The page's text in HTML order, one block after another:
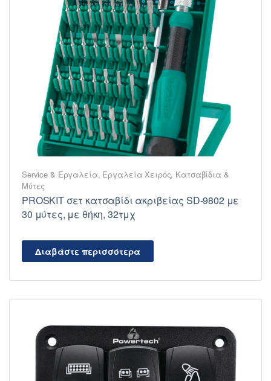
Service & Εργαλεία, Εργαλεία Χειρός, Κατσαβίδια &
Μύτες
PROSKIT σετ κατσαβίδι ακριβείας SD-9802 με
30 μύτες, με θήκη, 32τμχ
Διαβάστε περισσότερα